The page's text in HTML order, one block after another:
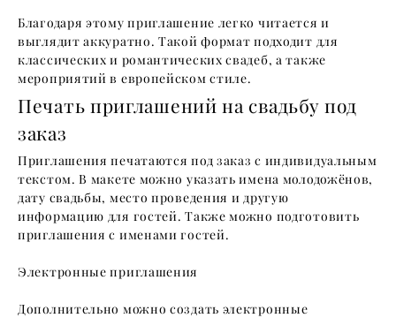
Благодаря этому приглашение легко читается и
выглядит аккуратно. Такой формат подходит для
классических и романтических свадеб, а также
мероприятий в европейском стиле.
Печать приглашений на свадьбу под
заказ
Приглашения печатаются под заказ с индивидуальным
текстом. В макете можно указать имена молодожёнов,
дату свадьбы, место проведения и другую
информацию для гостей. Также можно подготовить
приглашения с именами гостей.
Электронные приглашения
Дополнительно можно создать электронные